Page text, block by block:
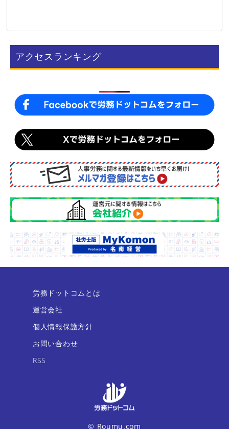
e
b
o
e
アクセスランキング
労務ドットコムとは
運営会社
個人情報保護方針
お問い合わせ
RSS
© Roumu.com